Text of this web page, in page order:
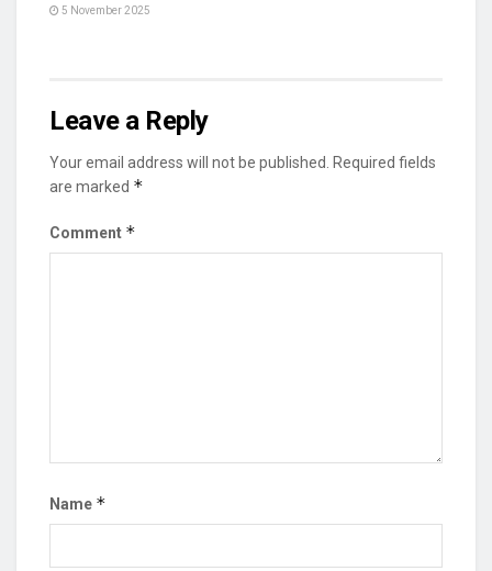
5 November 2025
Leave a Reply
Your email address will not be published.
Required fields
are marked *
Comment *
Name *